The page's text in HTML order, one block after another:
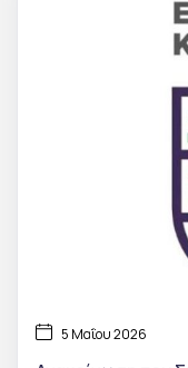
5 Μαΐου 2026